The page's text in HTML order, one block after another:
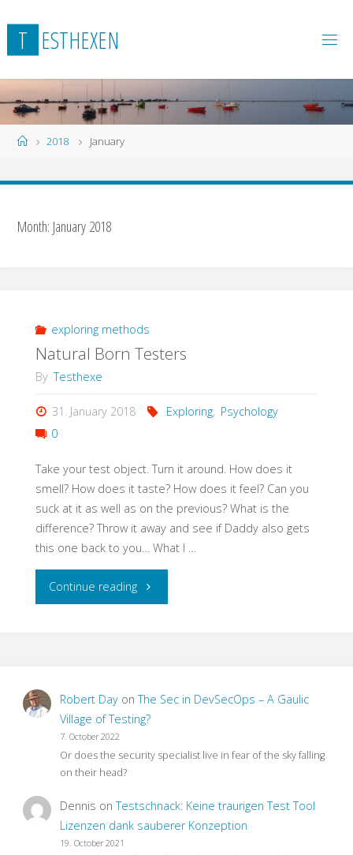
to
content
T ESTHEXEN
Home2018 January
Month: January 2018
exploring methods
Natural Born Testers
By Testhexe
31. January 2018 Exploring, Psychology
0
Take your test object. Turn it around. How does it
smell? How does it taste? How does it feel? Can you
suck at it as well as on the previous? What is the
difference? Throw it away and see if Daddy also gets
this one back to you… What I …
Continue reading"Natural
Robert DayonThe Sec in DevSecOps – A Gaulic
Village of Testing?
7. October 2022
Or does the security specialist live in fear of the sky falling
on their head?
Dennis onTestschnack: Keine traurigen Test Tool
Lizenzen dank sauberer Konzeption
19. October 2021